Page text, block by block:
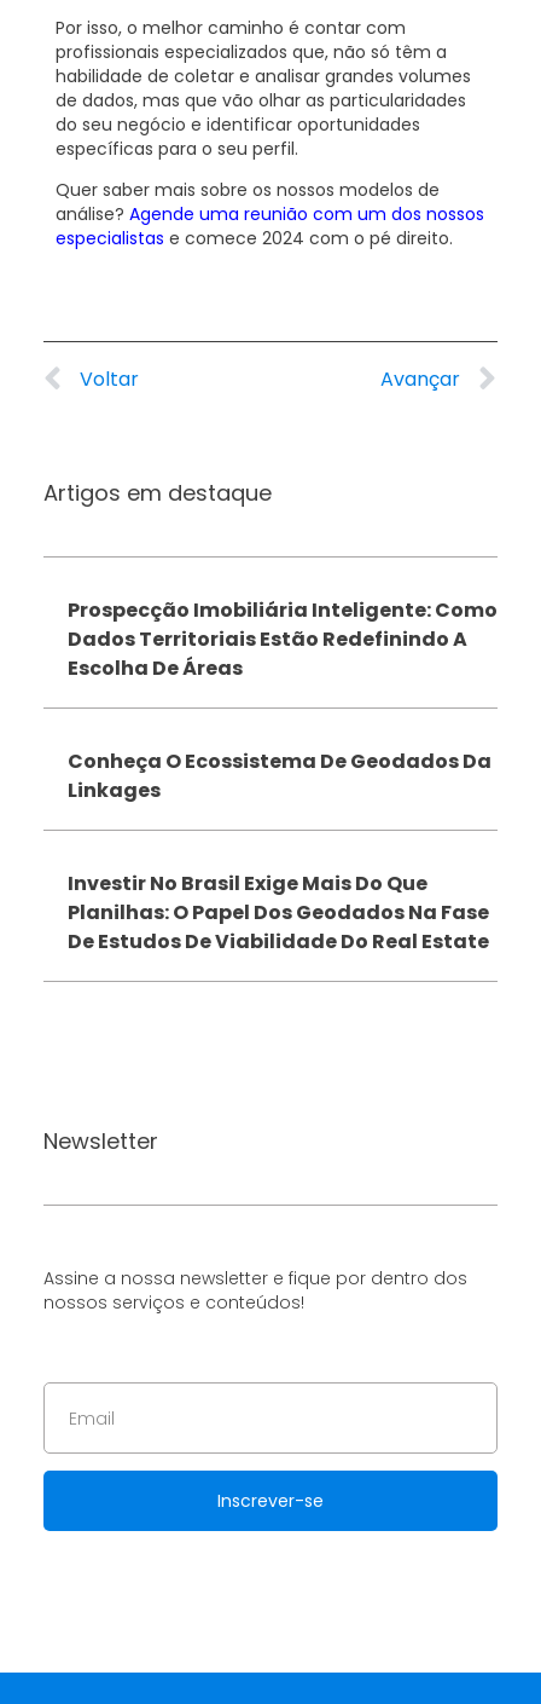
Por isso, o melhor caminho é contar com
profissionais especializados que, não só têm a
habilidade de coletar e analisar grandes volumes
de dados, mas que vão olhar as particularidades
do seu negócio e identificar oportunidades
específicas para o seu perfil.
Quer saber mais sobre os nossos modelos de
análise? Agende uma reunião com um dos nossos
especialistas e comece 2024 com o pé direito.
Voltar Avançar
Artigos em destaque
Prospecção Imobiliária Inteligente: Como
Dados Territoriais Estão Redefinindo A
Escolha De Áreas
Conheça O Ecossistema De Geodados Da
Linkages
Investir No Brasil Exige Mais Do Que
Planilhas: O Papel Dos Geodados Na Fase
De Estudos De Viabilidade Do Real Estate
Newsletter
Assine a nossa newsletter e fique por dentro dos
nossos serviços e conteúdos!
Inscrever-se